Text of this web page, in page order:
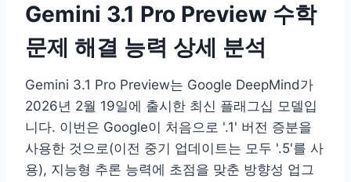
Gemini 3.1 Pro Preview 수학
문제 해결 능력 상세 분석
Gemini 3.1 Pro Preview는 Google DeepMind가
2026년 2월 19일에 출시한 최신 플래그십 모델입
니다. 이번은 Google이 처음으로 '.1' 버전 증분을
사용한 것으로(이전 중기 업데이트는 모두 '.5'를 사
용), 지능형 추론 능력에 초점을 맞춘 방향성 업그